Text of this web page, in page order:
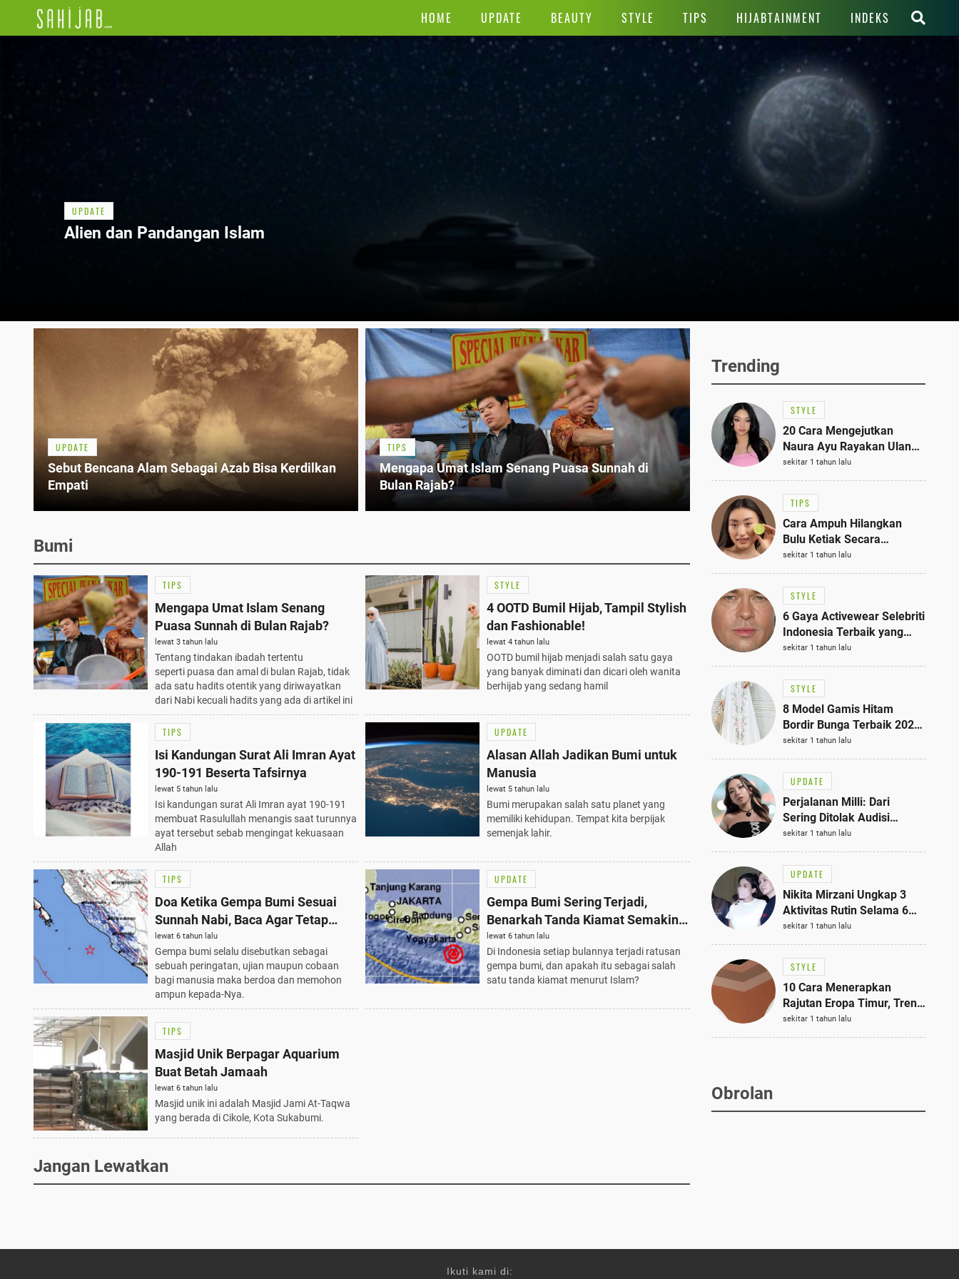
HOME UPDATE BEAUTY STYLE TIPS HIJABTAINMENT INDEKS
UPDATE
Alien dan Pandangan Islam
UPDATE
Sebut Bencana Alam Sebagai Azab Bisa Kerdilkan
Empati
TIPS
Mengapa Umat Islam Senang Puasa Sunnah di
Bulan Rajab?
Bumi
TIPS
Mengapa Umat Islam Senang
Puasa Sunnah di Bulan Rajab?
lewat 3 tahun lalu
Tentang tindakan ibadah tertentu
seperti puasa dan amal di bulan Rajab, tidak
ada satu hadits otentik yang diriwayatkan
dari Nabi kecuali hadits yang ada di artikel ini
STYLE
4 OOTD Bumil Hijab, Tampil Stylish
dan Fashionable!
lewat 4 tahun lalu
OOTD bumil hijab menjadi salah satu gaya
yang banyak diminati dan dicari oleh wanita
berhijab yang sedang hamil
TIPS
Isi Kandungan Surat Ali Imran Ayat
190-191 Beserta Tafsirnya
lewat 5 tahun lalu
Isi kandungan surat Ali Imran ayat 190-191
membuat Rasulullah menangis saat turunnya
ayat tersebut sebab mengingat kekuasaan
Allah
UPDATE
Alasan Allah Jadikan Bumi untuk
Manusia
lewat 5 tahun lalu
Bumi merupakan salah satu planet yang
memiliki kehidupan. Tempat kita berpijak
semenjak lahir.
TIPS
Doa Ketika Gempa Bumi Sesuai
Sunnah Nabi, Baca Agar Tetap
Aman
lewat 6 tahun lalu
Gempa bumi selalu disebutkan sebagai
sebuah peringatan, ujian maupun cobaan
bagi manusia maka berdoa dan memohon
ampun kepada-Nya.
UPDATE
Gempa Bumi Sering Terjadi,
Benarkah Tanda Kiamat Semakin
Dekat?
lewat 6 tahun lalu
Di Indonesia setiap bulannya terjadi ratusan
gempa bumi, dan apakah itu sebagai salah
satu tanda kiamat menurut Islam?
TIPS
Masjid Unik Berpagar Aquarium
Buat Betah Jamaah
lewat 6 tahun lalu
Masjid unik ini adalah Masjid Jami At-Taqwa
yang berada di Cikole, Kota Sukabumi.
Jangan Lewatkan
Trending
STYLE
20 Cara Mengejutkan
Naura Ayu Rayakan Ulang
Tahun di Panti Asuhan,
Terlihat Anggun dengan
Kaftan Cokelat
sekitar 1 tahun lalu
TIPS
Cara Ampuh Hilangkan
Bulu Ketiak Secara
Permanen dalam 5
Langkah Sederhana
sekitar 1 tahun lalu
STYLE
6 Gaya Activewear Selebriti
Indonesia Terbaik yang
Bisa Jadi Inspirasi
Fashionmu
sekitar 1 tahun lalu
STYLE
8 Model Gamis Hitam
Bordir Bunga Terbaik 2025,
Stylish untuk Hangout
hingga Acara Semi-Formal
sekitar 1 tahun lalu
UPDATE
Perjalanan Milli: Dari
Sering Ditolak Audisi
hingga Menjadi Rapper Top
10 Thailand
sekitar 1 tahun lalu
UPDATE
Nikita Mirzani Ungkap 3
Aktivitas Rutin Selama 6
Bulan di Rutan Pondok
Bambu, Terungkap!
sekitar 1 tahun lalu
STYLE
10 Cara Menerapkan
Rajutan Eropa Timur, Tren
Mode Terbaik dan Paling
Dicari 2023
sekitar 1 tahun lalu
Obrolan
Ikuti kami di: